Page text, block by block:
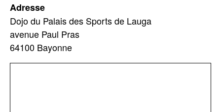
Adresse
Dojo du Palais des Sports de Lauga
avenue Paul Pras
64100 Bayonne